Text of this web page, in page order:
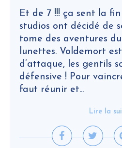
Et de 7 !!! ça sent la
studios ont décidé de
tome des aventures
lunettes. Voldemort
d’attaque, les gentils
défensive ! Pour
faut réunir et...
Lire la